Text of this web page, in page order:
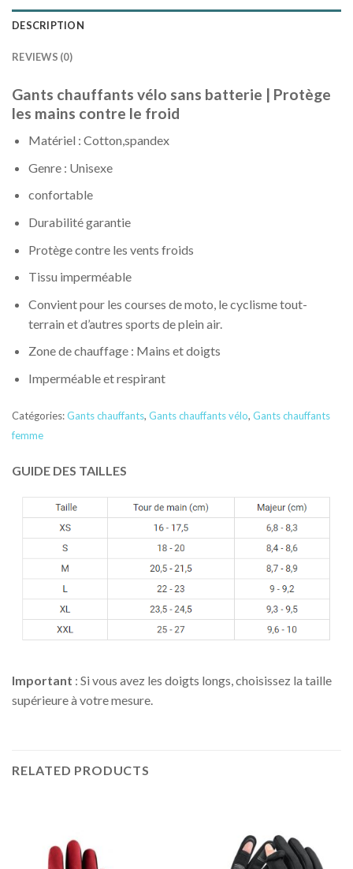
DESCRIPTION
REVIEWS (0)
Gants chauffants vélo sans batterie | Protège
les mains contre le froid
Matériel : Cotton,spandex
Genre : Unisexe
confortable
Durabilité garantie
Protège contre les vents froids
Tissu imperméable
Convient pour les courses de moto, le cyclisme tout-
terrain et d’autres sports de plein air.
Zone de chauffage : Mains et doigts
Imperméable et respirant
Catégories:Gants chauffants, Gants chauffants vélo, Gants chauffants
femme
GUIDE DES TAILLES
Important : Si vous avez les doigts longs, choisissez la taille
supérieure à votre mesure.
RELATED PRODUCTS